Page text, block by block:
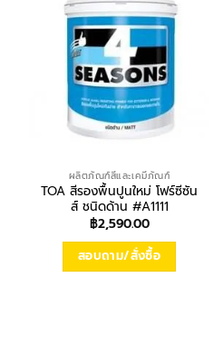
ผลิตภัณฑ์สีและเคมีภัณฑ์
TOA สีรองพื้นปูนใหม่ โฟร์ซีซัน
ส์ ชนิดด้าน #A1111
฿2,590.00
สอบถาม/สั่งซื้อ